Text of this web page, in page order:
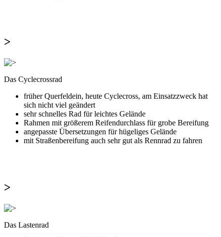
>
Das Cyclecrossrad
früher Querfeldein, heute Cyclecross, am Einsatzzweck hat
sich nicht viel geändert
sehr schnelles Rad für leichtes Gelände
Rahmen mit größerem Reifendurchlass für grobe Bereifung
angepasste Übersetzungen für hügeliges Gelände
mit Straßenbereifung auch sehr gut als Rennrad zu fahren
>
Das Lastenrad